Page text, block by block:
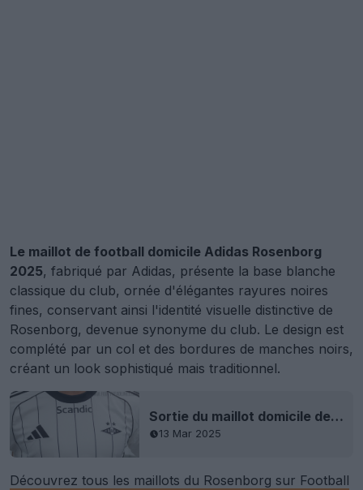
Le maillot de football domicile Adidas Rosenborg
2025, fabriqué par Adidas, présente la base blanche
classique du club, ornée d'élégantes rayures noires
fines, conservant ainsi l'identité visuelle distinctive de
Rosenborg, devenue synonyme du club. Le design est
complété par un col et des bordures de manches noirs,
créant un look sophistiqué mais traditionnel.
Sortie du maillot domicile de Rosenborg 2025
13 Mar 2025
Découvrez tous les maillots du Rosenborg sur Football